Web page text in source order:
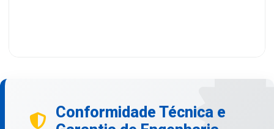
Conformidade Técnica e